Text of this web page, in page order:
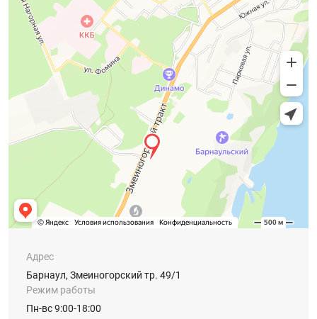
Адрес
Барнаул, Змеиногорский тр. 49/1
Режим работы
Пн-вс 9:00-18:00